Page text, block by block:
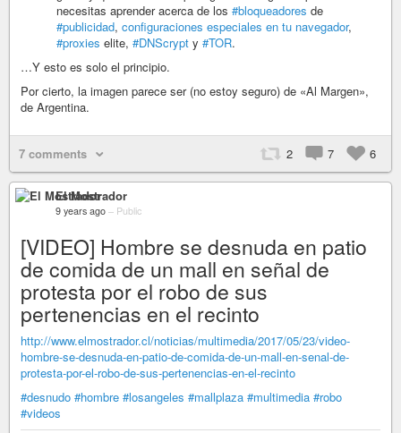
necesitas aprender acerca de los #bloqueadores de
#publicidad, configuraciones especiales en tu navegador,
#proxies elite, #DNScrypt y #TOR.
…Y esto es solo el principio.
Por cierto, la imagen parece ser (no estoy seguro) de «Al Margen»,
de Argentina.
7 comments 2 7 6
El Mostrador
9 years ago – Public
[VIDEO] Hombre se desnuda en patio
de comida de un mall en señal de
protesta por el robo de sus
pertenencias en el recinto
http://www.elmostrador.cl/noticias/multimedia/2017/05/23/video-
hombre-se-desnuda-en-patio-de-comida-de-un-mall-en-senal-de-
protesta-por-el-robo-de-sus-pertenencias-en-el-recinto
#desnudo #hombre #losangeles #mallplaza #multimedia #robo
#videos